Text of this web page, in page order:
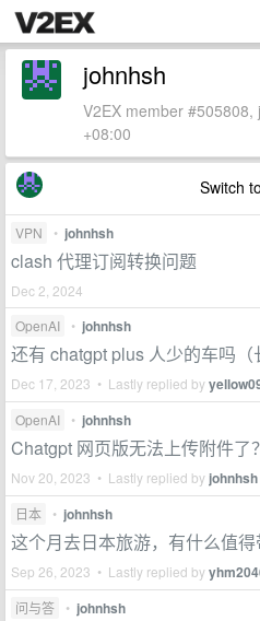
johnhsh
V2EX member
+08:00
Switch
VPN • johnhsh
clash 代理订阅转换问题
Dec 2, 2024
OpenAI
• johnhsh
还有 chatgpt plus 人少的车吗（
Dec 17, 2023 • Lastly replied by
OpenAI • johnhsh
Chatgpt 网页版无法上传附件了？
Nov 20, 2023 • Lastly replied by johnhsh
日本 • johnhsh
这个月去日本旅游，有什么值
Sep 26, 2023 • Lastly replied by
问与答 • johnhsh